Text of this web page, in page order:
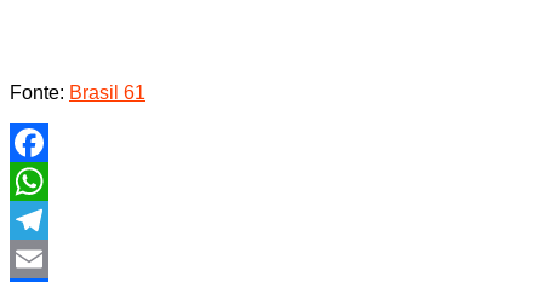
Fonte: Brasil 61
Facebook
WhatsApp
Telegram